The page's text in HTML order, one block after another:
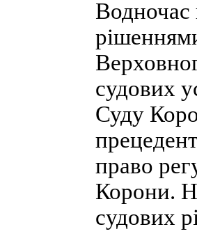
Водночас
судових
Суду
право
Корони.
судових